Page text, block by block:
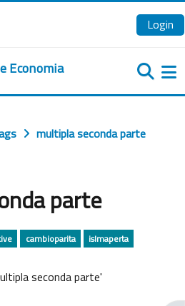
Login
Economia
multipla seconda parte
parte
cambioparita
islmaperta
seconda parte'